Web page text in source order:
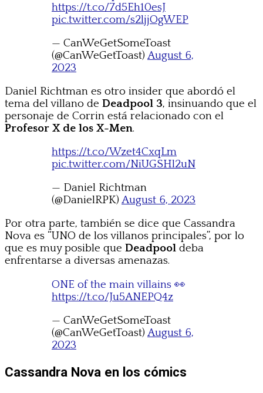
https://t.co/7d5Eh10esJ
pic.twitter.com/s2ljjOgWEP
— CanWeGetSomeToast
(@CanWeGetToast) August 6,
2023
Daniel Richtman es otro insider que abordó el
tema del villano de Deadpool 3, insinuando que el
personaje de Corrin está relacionado con el
Profesor X de los X-Men.
https://t.co/Wzet4CxqLm
pic.twitter.com/NiUGSHl2uN
— Daniel Richtman
(@DanielRPK) August 6, 2023
Por otra parte, también se dice que Cassandra
Nova es “UNO de los villanos principales”, por lo
que es muy posible que Deadpool deba
enfrentarse a diversas amenazas.
ONE of the main villains 👀
https://t.co/Ju5ANEPQ4z
— CanWeGetSomeToast
(@CanWeGetToast) August 6,
2023
Cassandra Nova en los cómics